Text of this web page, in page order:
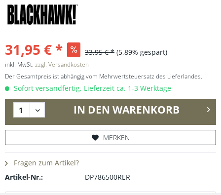
31,95 € * 33,95 € * (5,89% gespart)
inkl. MwSt. zzgl. Versandkosten
Der Gesamtpreis ist abhängig vom Mehrwertsteuersatz des Lieferlandes.
Sofort versandfertig, Lieferzeit ca. 1-3 Werktage
IN DEN WARENKORB
MERKEN
Fragen zum Artikel?
Artikel-Nr.:
DP786500RER